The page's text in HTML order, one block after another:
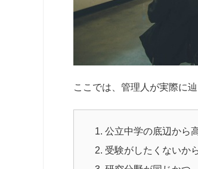
ここでは、管理人が実際に
公立中学の底辺から
受験がしたくないか